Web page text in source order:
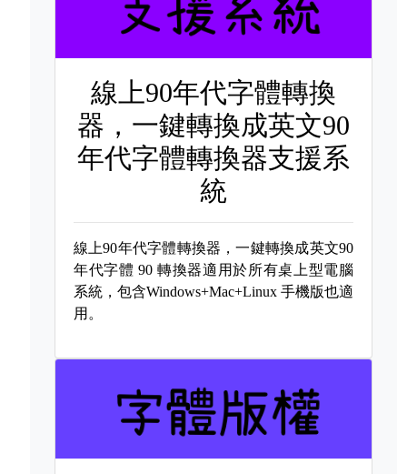
線上90年代字體轉換
器，一鍵轉換成英文90
年代字體轉換器支援系
統
線上90年代字體轉換器，一鍵轉換成英文90
年代字體90 轉換器適用於所有桌上型電腦
系統，包含Windows+Mac+Linux 手機版也適
用。